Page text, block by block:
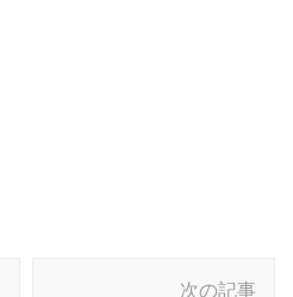
次の記事